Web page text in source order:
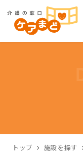
トップ 施設を探す